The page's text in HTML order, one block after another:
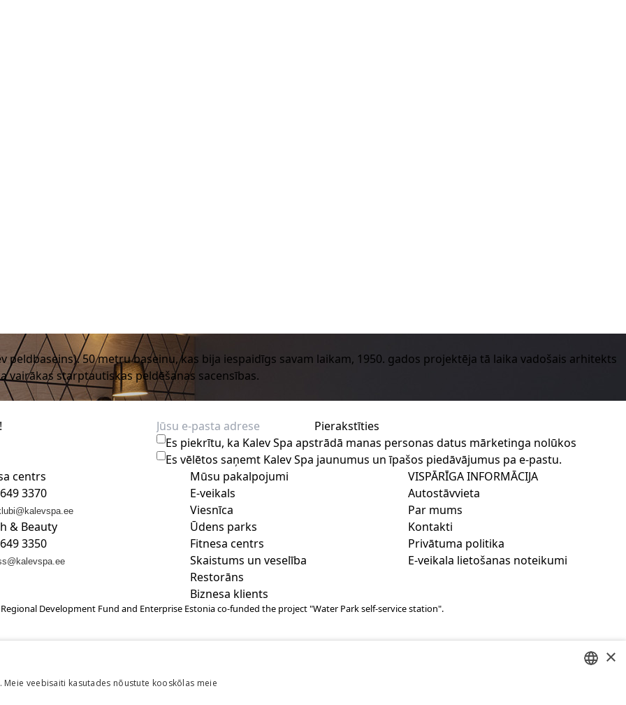
peldbaseins). 50 metru baseinu, kas bija iespaidīgs savam laikam, 1950. gados projektēja tā laika vadošais arhitekts
vairākas starptautiskas peldēšanas sacensības.
Pierakstīties
Es piekrītu, ka Kalev Spa apstrādā manas personas datus mārketinga nolūkos
Es vēlētos saņemt Kalev Spa jaunumus un īpašos piedāvājumus pa e-pastu.
centrs
3370
& Beauty
3350
Mūsu pakalpojumi
E-veikals
Viesnīca
Ūdens parks
Fitnesa centrs
Skaistums un veselība
Restorāns
Biznesa klients
VISPĀRĪGA INFORMĀCIJA
Autostāvvieta
Par mums
Kontakti
Privātuma politika
E-veikala lietošanas noteikumi
Regional Development Fund and Enterprise Estonia co-funded the project "Water Park self-service station".
×
veebisaiti kasutades nõustute kooskõlas meie